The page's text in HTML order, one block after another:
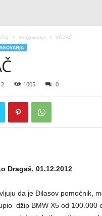
Reagovanja VOZAČ
1005 0
Dragaš, 01.12.2012
da je Đilasov pomoćnik,
džip BMW X5 od 100.000